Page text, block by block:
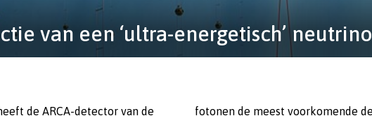
van een ‘ultra-energetisch’ neutrino
de ARCA-detector van de
deeltjes in het heelal